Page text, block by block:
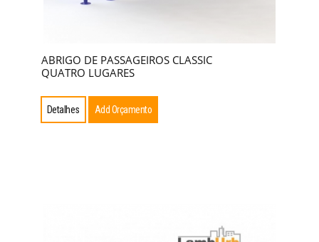
ABRIGO DE PASSAGEIROS CLASSIC
QUATRO LUGARES
Detalhes Add Orçamento